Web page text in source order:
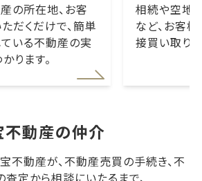
の所在地、お客
だくだけで、簡単
いる不動産の実
ります。
相続や空地
など、お客
接買い取り
不動産の仲介
不動産が、不動産売買の手続き、不